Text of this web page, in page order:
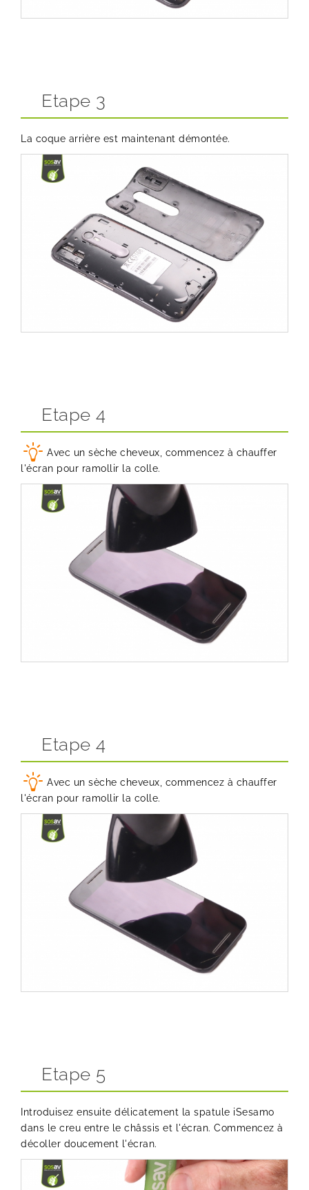
Etape 3
La coque arrière est maintenant démontée.
Etape 4
Avec un sèche cheveux, commencez à chauffer
l'écran pour ramollir la colle.
Etape 4
Avec un sèche cheveux, commencez à chauffer
l'écran pour ramollir la colle.
Etape 5
Introduisez ensuite délicatement la spatule iSesamo
dans le creu entre le châssis et l'écran. Commencez à
décoller doucement l'écran.